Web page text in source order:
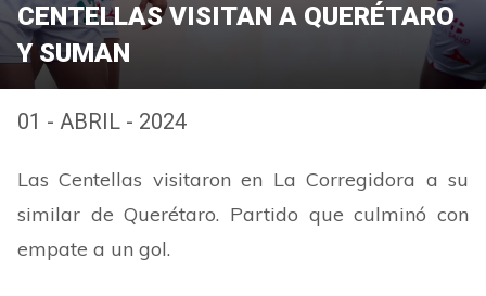
CENTELLAS VISITAN A QUERÉTARO
Y SUMAN
01 - ABRIL - 2024
Las Centellas visitaron en La Corregidora a su
similar de Querétaro. Partido que culminó con
empate a un gol.